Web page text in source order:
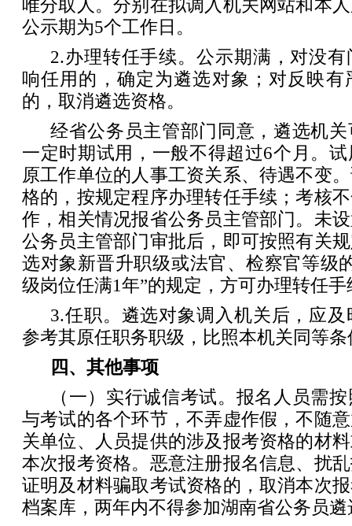
唯分取人。分别在拟调入机关网站和本
公示期为5个工作日。
2.办理转任手续。公示期满，对没
响任用的，确定为遴选对象；对反映有
的，取消遴选资格。
经省公务员主管部门同意，遴选机
一定时期试用，一般不得超过6个月。
原工作单位的人事工资关系、待遇不变
格的，按规定程序办理转任手续；考核
作，相关情况报省公务员主管部门。未
公务员主管部门审批后，即可按照有关
选对象新晋升职级或法官、检察官等级
级岗位任满1年”的规定，方可办理转任手
3.任职。遴选对象调入机关后，应
参考其原任职务职级，比照本机关同等
四、其他事项
（一）实行诚信考试。报名人员需
与考试的各个环节，不弄虚作假，不随
关单位、人员提供的涉及报考资格的材
本次报考资格。恶意注册报名信息、扰
证明及材料骗取考试资格的，取消本次
档案库，两年内不得参加湖南省公务员